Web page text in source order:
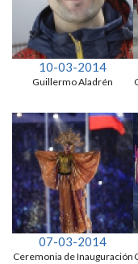
10-03-2014
Guillermo Aladrén
07-03-2014
Ceremonia de Inauguración